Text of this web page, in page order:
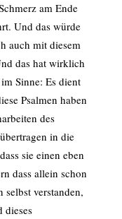
am Ende
Und das würde
auch mit diesem
das hat wirklich
Sinne: Es dient
Psalmen haben
des
in die
sie einen eben
dass allein schon
verstanden,
dieses